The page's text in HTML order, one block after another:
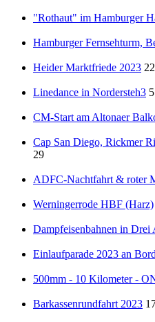
"Rothaut" im Hamburger
Hamburger Fernsehturm,
Heider Marktfriede 2023 22
Linedance in Nordersteh3 5
CM-Start am Altonaer
Cap San Diego, Rickmer
29
ADFC-Nachtfahrt & roter
Werningerrode HBF (Harz)
Dampfeisenbahnen in Drei
Einlaufparade 2023 an
500mm - 10 Kilometer -
Barkassenrundfahrt 2023